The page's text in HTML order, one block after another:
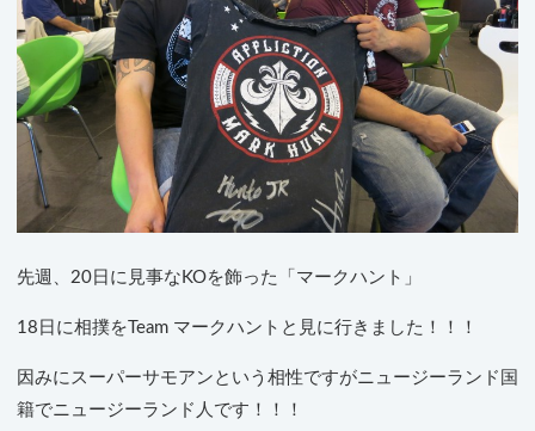
先週、20日に見事なKOを飾った「マークハント」
18日に相撲をTeam マークハントと見に行きました！！！
因みにスーパーサモアンという相性ですがニュージーランド国
籍でニュージーランド人です！！！